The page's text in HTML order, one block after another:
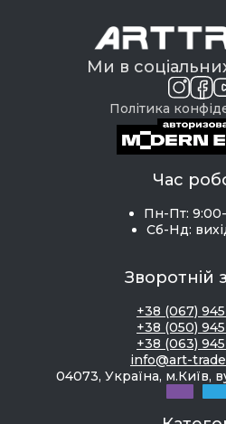
Ми в
Політика
Час
Пн-Пт:
Сб-Нд:
Зворотній
+38 (067)
+38 (050)
+38 (063)
info@art-
04073, Україна, м.Київ,